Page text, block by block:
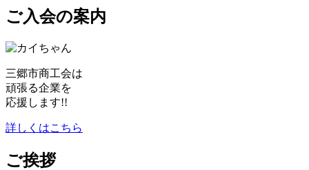
ご入会の案内
三郷市商工会は
頑張る企業を
応援します!!
詳しくはこちら
ご挨拶